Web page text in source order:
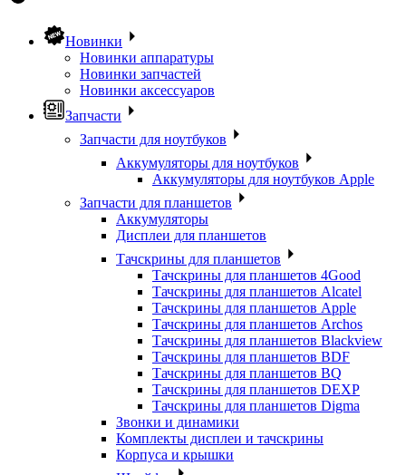
Новинки
Новинки аппаратуры
Новинки запчастей
Новинки аксессуаров
Запчасти
Запчасти для ноутбуков
Аккумуляторы для ноутбуков
Аккумуляторы для ноутбуков Apple
Запчасти для планшетов
Аккумуляторы
Дисплеи для планшетов
Тачскрины для планшетов
Тачскрины для планшетов 4Good
Тачскрины для планшетов Alcatel
Тачскрины для планшетов Apple
Тачскрины для планшетов Archos
Тачскрины для планшетов Blackview
Тачскрины для планшетов BDF
Тачскрины для планшетов BQ
Тачскрины для планшетов DEXP
Тачскрины для планшетов Digma
Звонки и динамики
Комплекты дисплеи и тачскрины
Корпуса и крышки